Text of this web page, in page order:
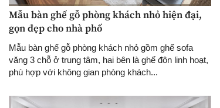
Mẫu bàn ghế gỗ phòng khách nhỏ hiện đại,
gọn đẹp cho nhà phố
Mẫu bàn ghế gỗ phòng khách nhỏ gồm ghế sofa
văng 3 chỗ ở trung tâm, hai bên là ghế đôn linh hoạt,
phù hợp với không gian phòng khách...